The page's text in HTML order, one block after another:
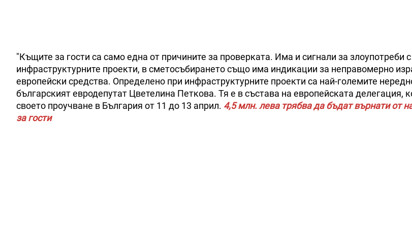
"Къщите за гости са само една от причините за проверката. Има и сигнали за злоупотреби с
инфраструктурните проекти, в сметосъбирането също има индикации за неправомерно
европейски средства. Определено при инфраструктурните проекти са най-големите
българският евродепутат Цветелина Петкова. Тя е в състава на европейската делегация,
своето проучване в България от 11 до 13 април. 4,5 млн. лева трябва да бъдат върнати от
за гости